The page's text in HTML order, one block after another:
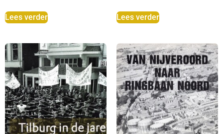
Lees verder Lees verder